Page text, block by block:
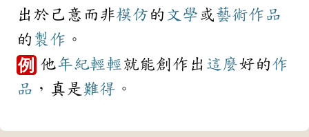
出於己意而非模仿 的 文學 或藝術作品
的 製作 。
例 他年紀輕輕 就能創作出 這麼好的作
品 ，真是 難得 。